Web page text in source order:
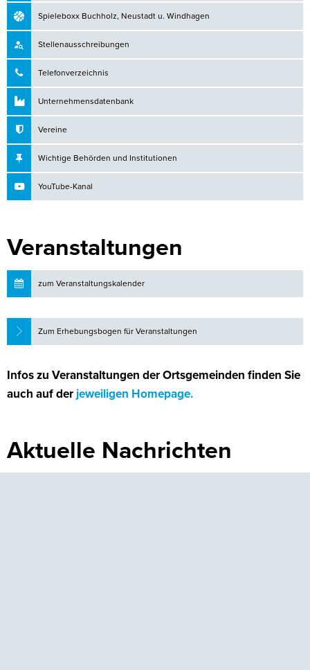
Spieleboxx Buchholz, Neustadt u. Windhagen
Stellenausschreibungen
Telefonverzeichnis
Unternehmensdatenbank
Vereine
Wichtige Behörden und Institutionen
YouTube-Kanal
Veranstaltungen
zum Veranstaltungskalender
Zum Erhebungsbogen für Veranstaltungen
Infos zu Veranstaltungen der Ortsgemeinden finden Sie
auch auf der jeweiligen Homepage.
Aktuelle Nachrichten